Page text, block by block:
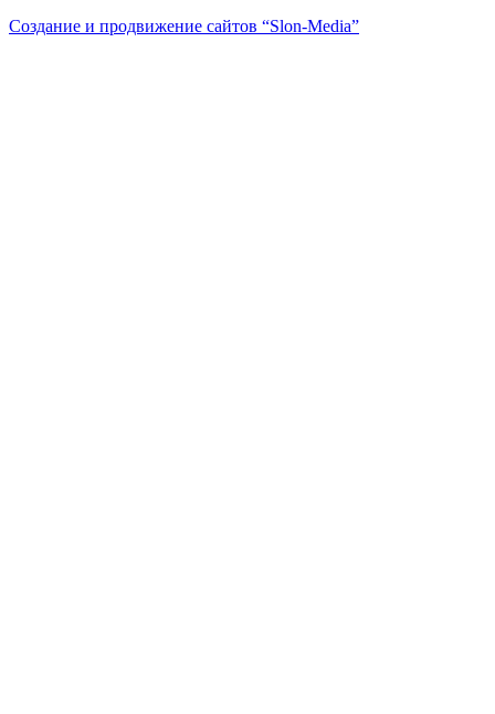
Создание и продвижение сайтов “Slon-Media”